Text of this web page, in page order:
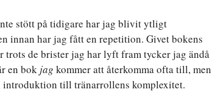
stött på tidigare har jag blivit ytligt
innan har jag fått en repetition. Givet bokens
de brister jag har lyft fram tycker jag ändå
en bok jag kommer att återkomma ofta till, men
till tränarrollens komplexitet.